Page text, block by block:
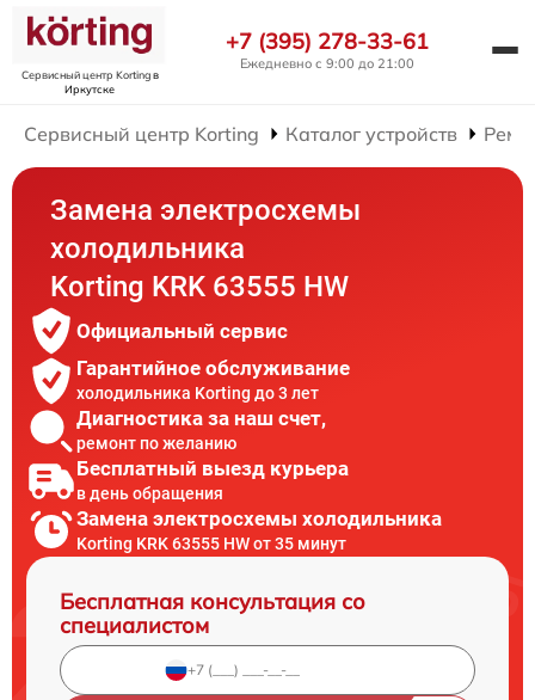
Сервисный центр Kortingв
Иркутске
+7 (395) 278-33-61
Ежедневно с 9:00 до 21:00
Сервисный центр Korting Каталог устройств
Замена электросхемы
холодильника
Korting KRK 63555 HW
Официальный сервис
Гарантийное обслуживание
холодильника Korting до 3 лет
Диагностика за наш счет,
ремонт по желанию
Бесплатный выезд курьера
в день обращения
Замена электросхемы холодильника
Korting KRK 63555 HW от 35 минут
Бесплатная консультация со
специалистом